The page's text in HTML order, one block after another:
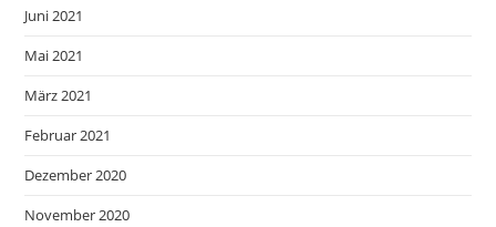
Juni 2021
Mai 2021
März 2021
Februar 2021
Dezember 2020
November 2020